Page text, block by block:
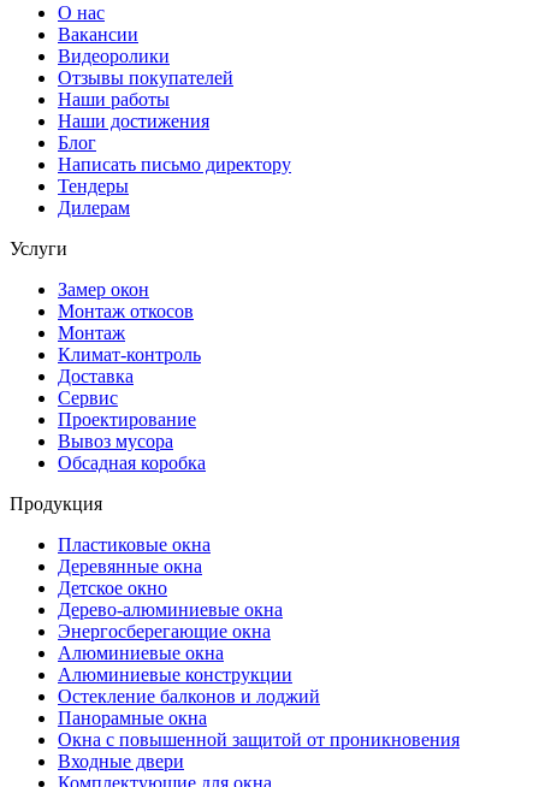
О нас
Вакансии
Видеоролики
Отзывы покупателей
Наши работы
Наши достижения
Блог
Написать письмо директору
Тендеры
Дилерам
Услуги
Замер окон
Монтаж откосов
Монтаж
Климат-контроль
Доставка
Сервиc
Проектирование
Вывоз мусора
Обсадная коробка
Продукция
Пластиковые окна
Деревянные окна
Детское окно
Дерево-алюминиевые окна
Энергосберегающие окна
Алюминиевые окна
Алюминиевые конструкции
Остекление балконов и лоджий
Панорамные окна
Окна с повышенной защитой от проникновения
Входные двери
Комплектующие для окна